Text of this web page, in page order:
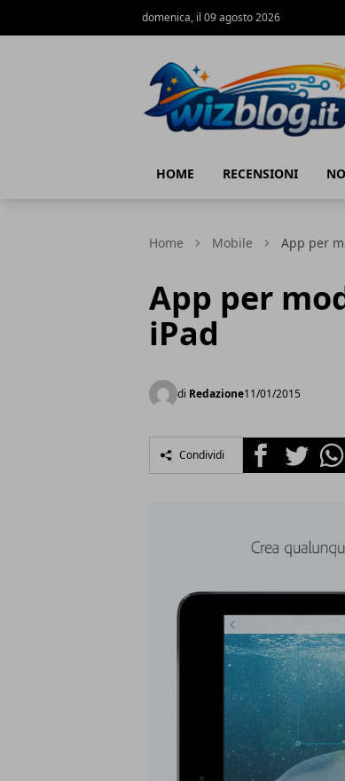
domenica, il 09 agosto 2026
HOME RECENSIONI
Home Mobile App per
App per
iPad
di Redazione11/01/2015
Condividi FacebookTwitter